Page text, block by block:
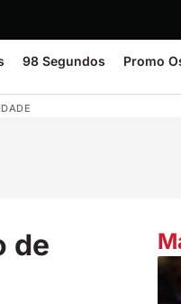
98 Segundos Promo
de